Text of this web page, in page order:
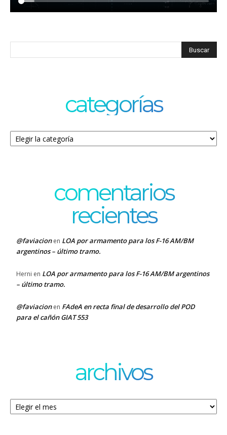
categorías
Categorías
comentarios
recientes
@faviacionen LOA por armamento para los F-16 AM/BM
argentinos – último tramo.
Herni en LOA por armamento para los F-16 AM/BM argentinos
– último tramo.
@faviacionen FAdeA en recta final de desarrollo del POD
para el cañón GIAT 553
archivos
Archivos